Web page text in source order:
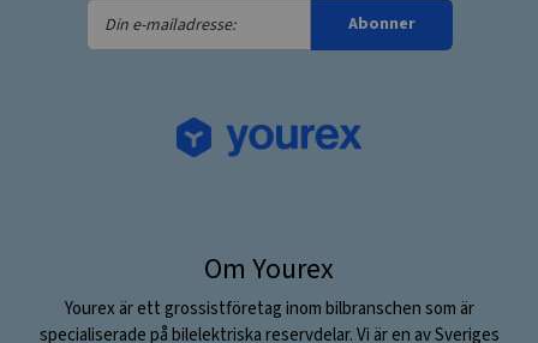
Din
e-
Abonner
Om Yourex
Yourex är ett grossistföretag inom bilbranschen som är
specialiserade på bilelektriska reservdelar. Vi är en av Sveriges